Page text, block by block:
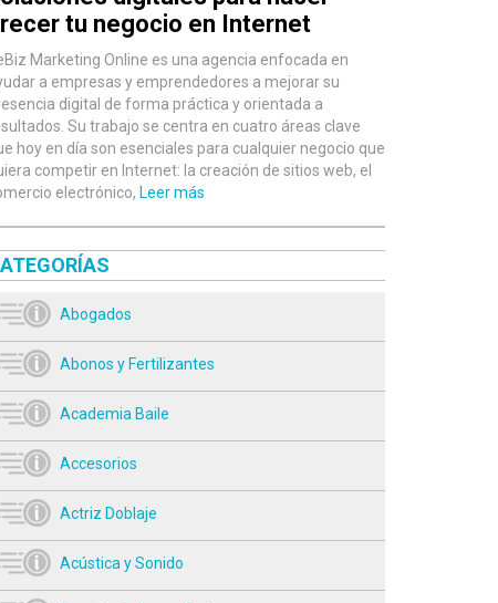
tu negocio en Internet
Marketing Online es una agencia enfocada en
a empresas y emprendedores a mejorar su
digital de forma práctica y orientada a
Su trabajo se centra en cuatro áreas clave
hoy en día son esenciales para cualquier negocio que
competir en Internet: la creación de sitios web, el
electrónico, Leer más
Abogados
Abonos y Fertilizantes
Academia Baile
Accesorios
Actriz Doblaje
Acústica y Sonido